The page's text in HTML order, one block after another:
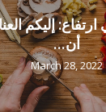
إليكم
أن...
March 28, 2022